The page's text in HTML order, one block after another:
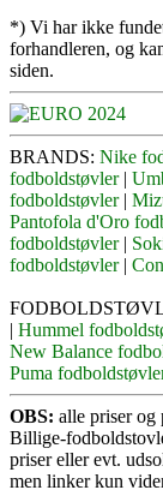
*) Vi har ikke
forhandleren, og
siden.
BRANDS: Nike
fodboldstøvler|
fodboldstøvler|
Pantofola d'Oro
fodboldstøvler|
fodboldstøvler|
| Hummel
New Balance
Puma
OBS: alle priser og
Billige-
priser eller evt.
men linker kun